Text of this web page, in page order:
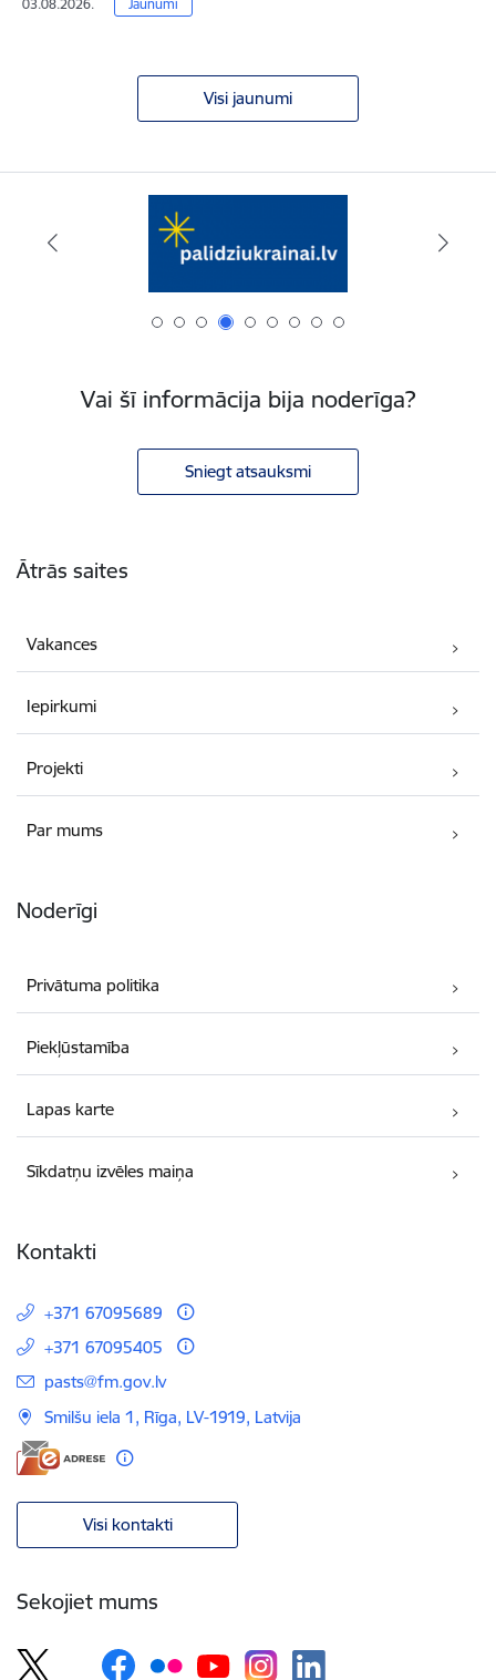
03.08.2026. Jaunumi
Visi jaunumi
Vai šī informācija bija noderīga?
Sniegt atsauksmi
Ātrās saites
Vakances
Iepirkumi
Projekti
Par mums
Noderīgi
Privātuma politika
Piekļūstamība
Lapas karte
Sīkdatņu izvēles maiņa
Kontakti
+371 67095689
+371 67095405
E-pasts:
pasts@fm.gov.lv
Smilšu iela 1, Rīga, LV-1919, Latvija
Visi kontakti
Sekojiet mums